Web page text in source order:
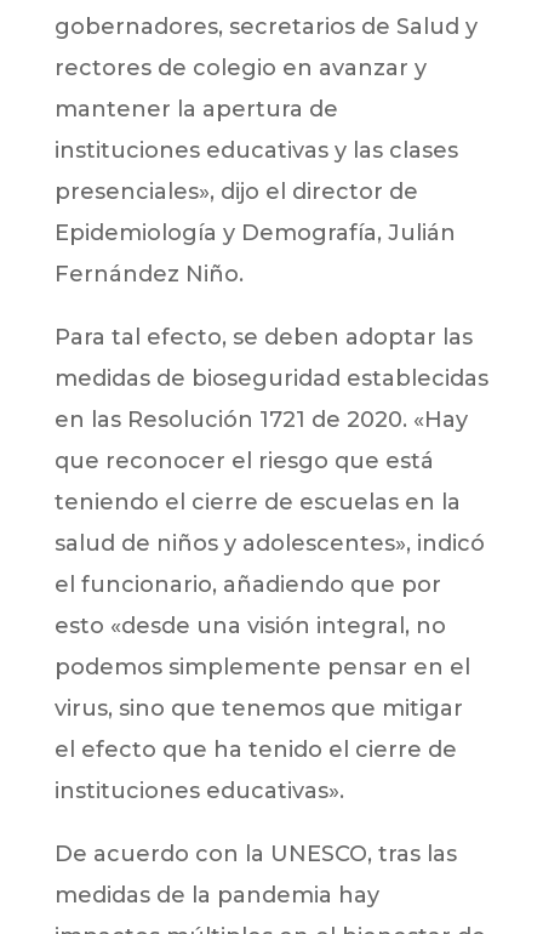
gobernadores, secretarios de Salud y
rectores de colegio en avanzar y
mantener la apertura de
instituciones educativas y las clases
presenciales», dijo el director de
Epidemiología y Demografía, Julián
Fernández Niño.
Para tal efecto, se deben adoptar las
medidas de bioseguridad establecidas
en las Resolución 1721 de 2020. «Hay
que reconocer el riesgo que está
teniendo el cierre de escuelas en la
salud de niños y adolescentes», indicó
el funcionario, añadiendo que por
esto «desde una visión integral, no
podemos simplemente pensar en el
virus, sino que tenemos que mitigar
el efecto que ha tenido el cierre de
instituciones educativas».
De acuerdo con la UNESCO, tras las
medidas de la pandemia hay